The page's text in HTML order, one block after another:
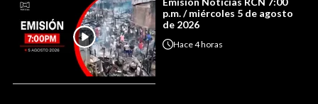
p.m. / miércoles 5 de agosto
de 2026
Hace4 horas